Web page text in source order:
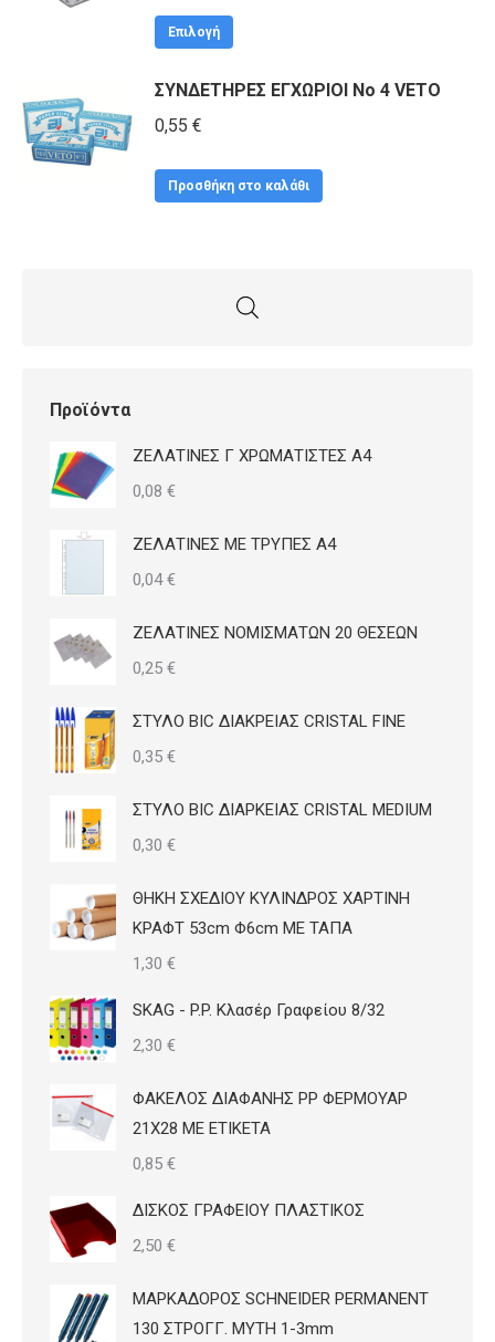
Επιλογή
προϊόν
παραλλαγές.
να
προϊόντος
ΣΥΝΔΕΤΗΡΕΣ ΕΓΧΩΡΙΟΙ No 4 VETO
0,55 €
Προσθήκη στο καλάθι
Προϊόντα
ΖΕΛΑΤΙΝΕΣ Γ ΧΡΩΜΑΤΙΣΤΕΣ Α4
0,08 €
ΖΕΛΑΤΙΝΕΣ ΜΕ ΤΡΥΠΕΣ Α4
0,04€
ΖΕΛΑΤΙΝΕΣ ΝΟΜΙΣΜΑΤΩΝ 20 ΘΕΣΕΩΝ
0,25 €
ΣΤΥΛΟ BIC ΔΙΑΚΡΕΙΑΣ CRISTAL FINE
0,35 €
ΣΤΥΛΟ BIC ΔΙΑΡΚΕΙΑΣ CRISTAL MEDIUM
0,30 €
ΘΗΚΗ ΣΧΕΔΙΟΥ ΚΥΛΙΝΔΡΟΣ ΧΑΡΤΙΝΗ
ΚΡΑΦΤ 53cm Φ6cm ΜΕ ΤΑΠΑ
1,30 €
SKAG - P.P. Κλασέρ Γραφείου 8/32
2,30 €
ΦΑΚΕΛΟΣ ΔΙΑΦΑΝΗΣ PP ΦΕΡΜΟΥΑΡ
21Χ28 ΜΕ ΕΤΙΚΕΤΑ
0,85 €
ΔΙΣΚΟΣ ΓΡΑΦΕΙΟΥ ΠΛΑΣΤΙΚΟΣ
2,50 €
ΜΑΡΚΑΔΟΡΟΣ SCHNEIDER PERMANENT
130 ΣΤΡΟΓΓ. ΜΥΤΗ 1-3mm